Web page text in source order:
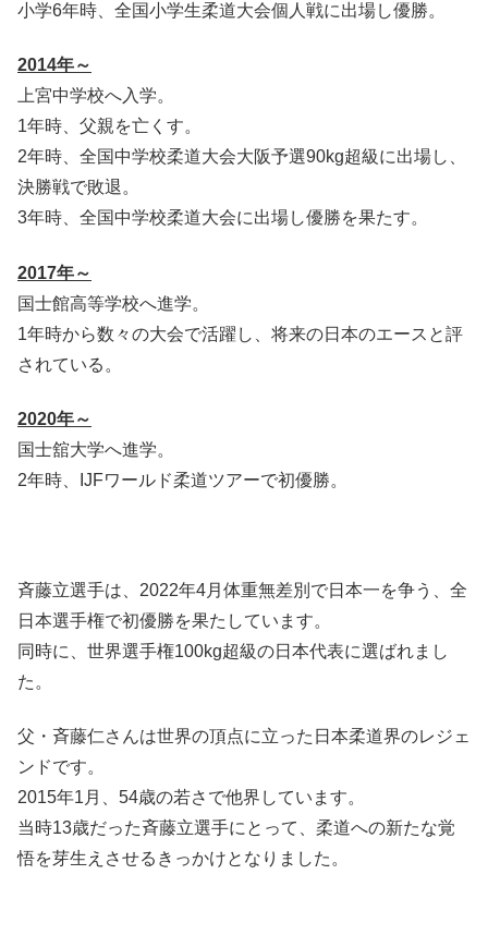
小学6年時、全国小学生柔道大会個人戦に出場し優勝。
2014年～
上宮中学校へ入学。
1年時、父親を亡くす。
2年時、全国中学校柔道大会大阪予選90kg超級に出場し、
決勝戦で敗退。
3年時、全国中学校柔道大会に出場し優勝を果たす。
2017年～
国士館高等学校へ進学。
1年時から数々の大会で活躍し、将来の日本のエースと評
されている。
2020年～
国士舘大学へ進学。
2年時、IJFワールド柔道ツアーで初優勝。
斉藤立選手は、2022年4月体重無差別で日本一を争う、全
日本選手権で初優勝を果たしています。
同時に、世界選手権100kg超級の日本代表に選ばれまし
た。
父・斉藤仁さんは世界の頂点に立った日本柔道界のレジェ
ンドです。
2015年1月、54歳の若さで他界しています。
当時13歳だった斉藤立選手にとって、柔道への新たな覚
悟を芽生えさせるきっかけとなりました。